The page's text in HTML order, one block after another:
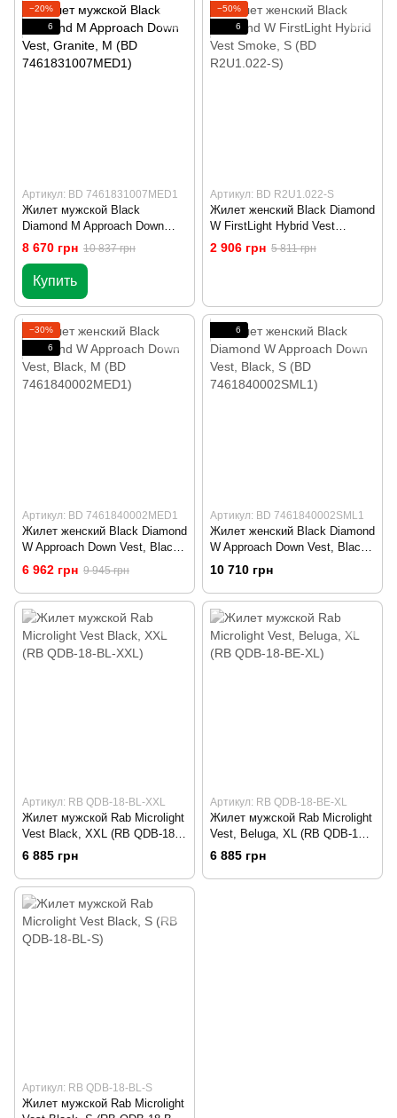
−20%
6
Артикул: BD 7461831007MED1
Жилет мужской Black
Diamond M Approach Down
Vest, Granite, M (BD
7461831007MED1)
8 670 грн 10 837 грн
Купить
−50%
6
Артикул: BD R2U1.022-S
Жилет женский Black Diamond
W FirstLight Hybrid Vest
Smoke, S (BD R2U1.022-S)
2 906 грн 5 811 грн
−30%
6
Артикул: BD 7461840002MED1
Жилет женский Black Diamond
W Approach Down Vest, Black,
M (BD 7461840002MED1)
6 962 грн 9 945 грн
6
Артикул: BD 7461840002SML1
Жилет женский Black Diamond
W Approach Down Vest, Black,
S (BD 7461840002SML1)
10 710 грн
Артикул: RB QDB-18-BL-XXL
Жилет мужской Rab Microlight
Vest Black, XXL (RB QDB-18-
BL-XXL)
6 885 грн
Артикул: RB QDB-18-BE-XL
Жилет мужской Rab Microlight
Vest, Beluga, XL (RB QDB-18-
BE-XL)
6 885 грн
Артикул: RB QDB-18-BL-S
Жилет мужской Rab Microlight